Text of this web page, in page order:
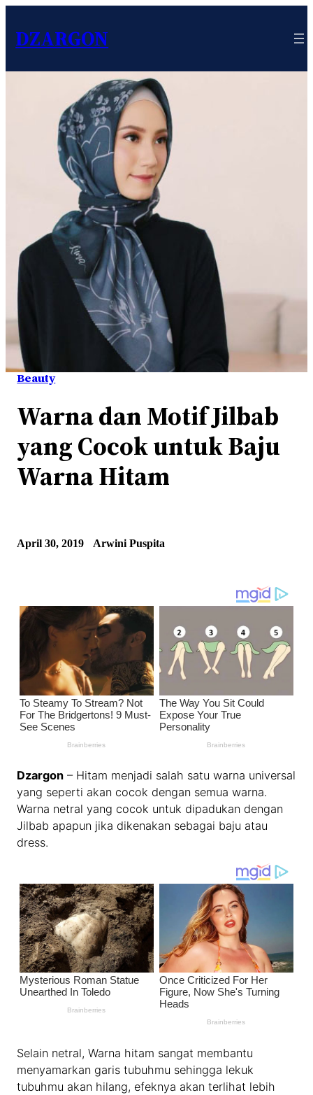
DZARGON
Beauty
Warna dan Motif Jilbab
yang Cocok untuk Baju
Warna Hitam
April 30, 2019 Arwini Puspita
Dzargon – Hitam menjadi salah satu warna universal
yang seperti akan cocok dengan semua warna.
Warna netral yang cocok untuk dipadukan dengan
Jilbab apapun jika dikenakan sebagai baju atau
dress.
Selain netral, Warna hitam sangat membantu
menyamarkan garis tubuhmu sehingga lekuk
tubuhmu akan hilang, efeknya akan terlihat lebih